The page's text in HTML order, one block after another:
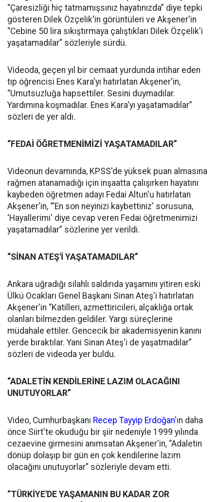
“Çaresizliği hiç tatmamışsınız hayatınızda” diye tepki
gösteren Dilek Özçelik'in görüntüleri ve Akşener'in
“Cebine 50 lira sıkıştırmaya çalıştıkları Dilek Özçelik'i
yaşatamadılar” sözleriyle sürdü.
Videoda, geçen yıl bir cemaat yurdunda intihar eden
tıp öğrencisi Enes Kara'yı hatırlatan Akşener'in,
“Umutsuzluğa hapsettiler. Sesini duymadılar.
Yardımına koşmadılar. Enes Kara'yı yaşatamadılar”
sözleri de yer aldı.
“FEDAİ ÖĞRETMENİMİZİ YAŞATAMADILAR”
Videonun devamında, KPSS'de yüksek puan almasına
rağmen atanamadığı için inşaatta çalışırken hayatını
kaybeden öğretmen adayı Fedai Altun'u hatırlatan
Akşener'in, “‘En son neyinizi kaybettiniz' sorusuna,
‘Hayallerimi' diye cevap veren Fedai öğretmenimizi
yaşatamadılar” sözlerine yer verildi.
“SİNAN ATEŞ'İ YAŞATAMADILAR”
Ankara uğradığı silahlı saldırıda yaşamını yitiren eski
Ülkü Ocakları Genel Başkanı Sinan Ateş'i hatırlatan
Akşener'in “Katilleri, azmettiricileri, alçaklığa ortak
olanları bilmezden geldiler. Yargı süreçlerine
müdahale ettiler. Gencecik bir akademisyenin kanını
yerde bıraktılar. Yani Sinan Ateş'i de yaşatmadılar”
sözleri de videoda yer buldu.
“ADALETİN KENDİLERİNE LAZIM OLACAĞINI
UNUTUYORLAR”
Video, Cumhurbaşkanı Recep Tayyip Erdoğan'ın daha
önce Siirt'te okuduğu bir şiir nedeniyle 1999 yılında
cezaevine girmesini anımsatan Akşener'in, “Adaletin
dönüp dolaşıp bir gün en çok kendilerine lazım
olacağını unutuyorlar” sözleriyle devam etti.
“TÜRKİYE'DE YAŞAMANIN BU KADAR ZOR